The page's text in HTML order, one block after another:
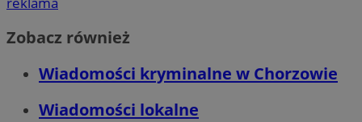
Zobacz również
Wiadomości kryminalne w Chorzowie
Wiadomości lokalne